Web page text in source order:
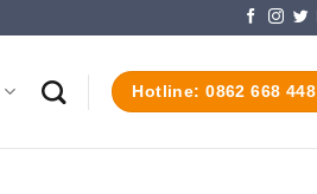
Hotline: 0862 668 448